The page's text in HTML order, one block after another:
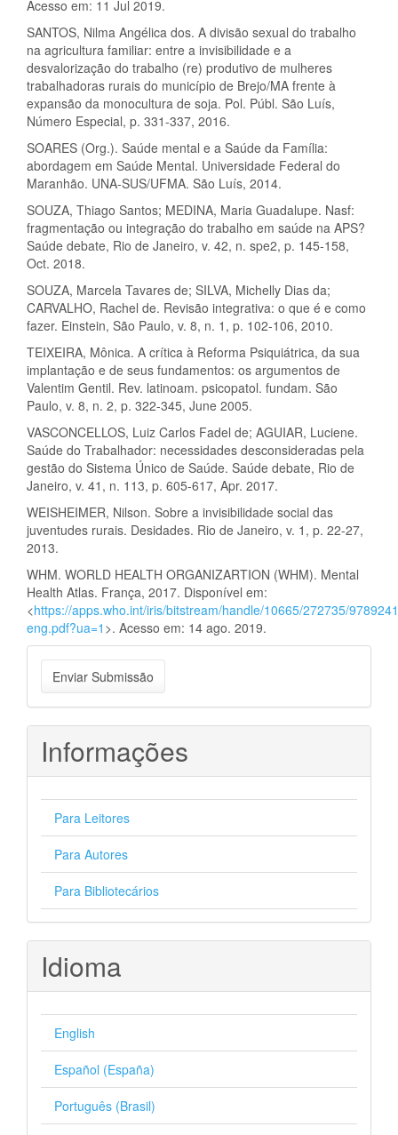
Acesso em: 11 Jul 2019.
SANTOS, Nilma Angélica dos. A divisão sexual do trabalho
na agricultura familiar: entre a invisibilidade e a
desvalorização do trabalho (re) produtivo de mulheres
trabalhadoras rurais do município de Brejo/MA frente à
expansão da monocultura de soja. Pol. Públ. São Luís,
Número Especial, p. 331-337, 2016.
SOARES (Org.). Saúde mental e a Saúde da Família:
abordagem em Saúde Mental. Universidade Federal do
Maranhão. UNA-SUS/UFMA. São Luís, 2014.
SOUZA, Thiago Santos; MEDINA, Maria Guadalupe. Nasf:
fragmentação ou integração do trabalho em saúde na APS?
Saúde debate, Rio de Janeiro, v. 42, n. spe2, p. 145-158,
Oct. 2018.
SOUZA, Marcela Tavares de; SILVA, Michelly Dias da;
CARVALHO, Rachel de. Revisão integrativa: o que é e como
fazer. Einstein, São Paulo, v. 8, n. 1, p. 102-106, 2010.
TEIXEIRA, Mônica. A crítica à Reforma Psiquiátrica, da sua
implantação e de seus fundamentos: os argumentos de
Valentim Gentil. Rev. latinoam. psicopatol. fundam. São
Paulo, v. 8, n. 2, p. 322-345, June 2005.
VASCONCELLOS, Luiz Carlos Fadel de; AGUIAR, Luciene.
Saúde do Trabalhador: necessidades desconsideradas pela
gestão do Sistema Único de Saúde. Saúde debate, Rio de
Janeiro, v. 41, n. 113, p. 605-617, Apr. 2017.
WEISHEIMER, Nilson. Sobre a invisibilidade social das
juventudes rurais. Desidades. Rio de Janeiro, v. 1, p. 22-27,
2013.
WHM. WORLD HEALTH ORGANIZARTION (WHM). Mental
Health Atlas. França, 2017. Disponível em:
<https://apps.who.int/iris/bitstream/handle/10665/272735/
eng.pdf?ua=1 >. Acesso em: 14 ago. 2019.
Enviar
Submissão
Enviar Submissão
Informações
Para Leitores
Para Autores
Para Bibliotecários
Idioma
English
Español (España)
Português (Brasil)